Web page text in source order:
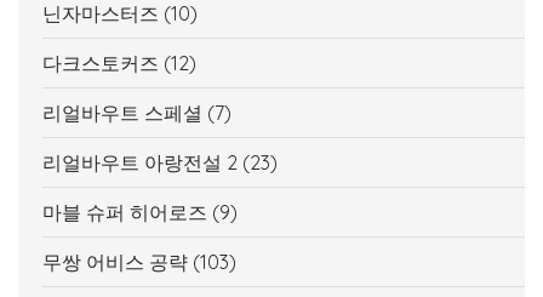
닌자마스터즈 (10)
다크스토커즈 (12)
리얼바우트 스페셜 (7)
리얼바우트 아랑전설 2 (23)
마블 슈퍼 히어로즈 (9)
무쌍 어비스 공략 (103)